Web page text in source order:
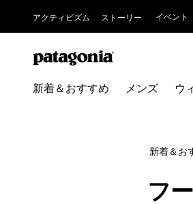
アクティビズム ストーリー イベント
新着＆おすすめ メンズ ウ
新着＆お
フ